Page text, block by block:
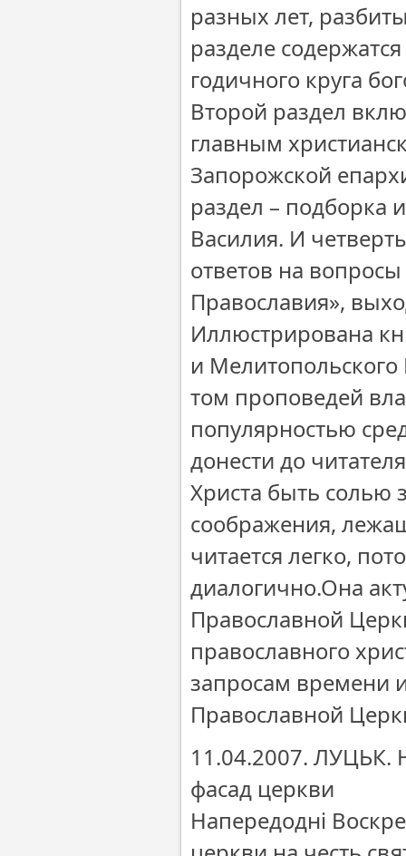
разных лет,
разделе
годичного круга
Второй раздел
главным
Запорожской
раздел – подборка
Василия. И
ответов на
Православия»,
Иллюстрирована
и
том проповедей
популярностью
донести до
Христа быть солью
соображения,
читается легко,
диалогично.Она
Православной
православного
запросам времени
Православной
11.04.2007. ЛУЦЬК.
фасад церкви
Напередодні